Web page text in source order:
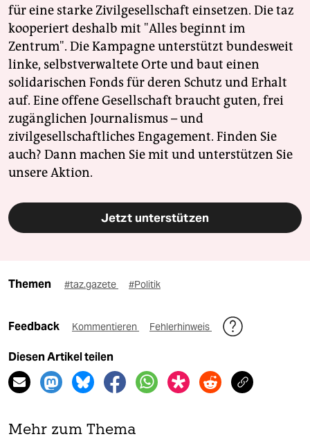
für eine starke Zivilgesellschaft einsetzen. Die taz
kooperiert deshalb mit "Alles beginnt im
Zentrum". Die Kampagne unterstützt bundesweit
linke, selbstverwaltete Orte und baut einen
solidarischen Fonds für deren Schutz und Erhalt
auf. Eine offene Gesellschaft braucht guten, frei
zugänglichen Journalismus – und
zivilgesellschaftliches Engagement. Finden Sie
auch? Dann machen Sie mit und unterstützen Sie
unsere Aktion.
Jetzt unterstützen
Themen #taz.gazete #Politik
Feedback Kommentieren Fehlerhinweis
Diesen Artikel teilen
Mehr zum Thema